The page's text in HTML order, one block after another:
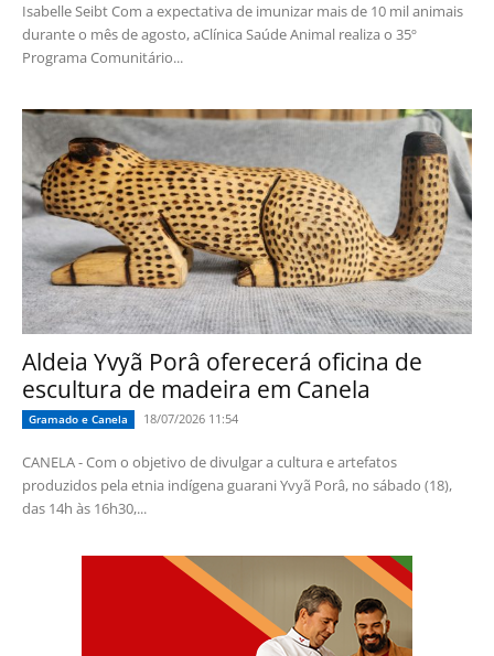
Isabelle Seibt Com a expectativa de imunizar mais de 10 mil animais
durante o mês de agosto, aClínica Saúde Animal realiza o 35º
Programa Comunitário...
Aldeia Yvyã Porâ oferecerá oficina de
escultura de madeira em Canela
Gramado e Canela 18/07/2026 11:54
CANELA - Com o objetivo de divulgar a cultura e artefatos
produzidos pela etnia indígena guarani Yvyã Porâ, no sábado (18),
das 14h às 16h30,...